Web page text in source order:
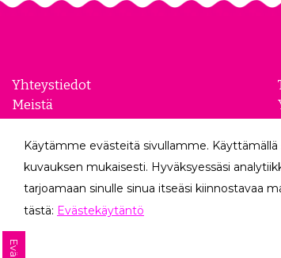
Yhteystiedot
Meistä
Yrityksille
Käytämme evästeitä sivullamme.
kuvauksen mukaisesti. Hyväksyessäsi
tarjoamaan sinulle sinua itseäsi kiinnostavaa
tästä: Evästekäytäntö